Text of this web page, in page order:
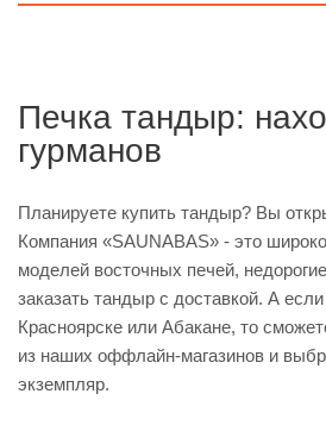
Печка тандыр:
гурманов
Планируете купить тандыр? Вы
Компания «SAUNABAS» - это
моделей восточных печей,
заказать тандыр с доставкой. А
Красноярске или Абакане, то
из наших оффлайн-магазинов и
экземпляр.